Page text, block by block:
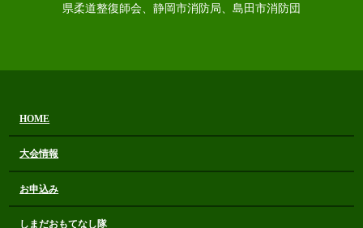
県柔道整復師会、静岡市消防局、島田市消防団
HOME
大会情報
お申込み
しまだおもてなし隊